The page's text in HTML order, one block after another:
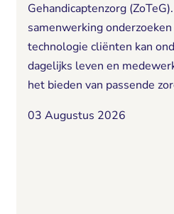
Gehandicaptenzorg
samenwerking
technologie cliënten kan
dagelijks leven en
het bieden van passende
03 Augustus 2026